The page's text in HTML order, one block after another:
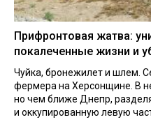
Прифронтовая жатва:
покалеченные жизни и
Чуйка, бронежилет и шлем.
фермера на Херсонщине. В
но чем ближе Днепр,
и оккупированную левую